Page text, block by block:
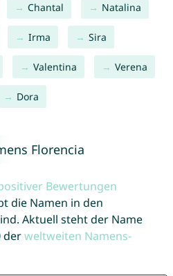
Chantal Natalina
Irma Sira
Valentina Verena
Dora
Florencia
Bewertungen
die Namen in den
Aktuell steht der Name
derweltweiten Namens-